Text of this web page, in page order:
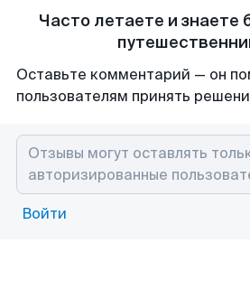
Часто летаете и знаете
Оставьте комментарий — он
пользователям принять
Войти